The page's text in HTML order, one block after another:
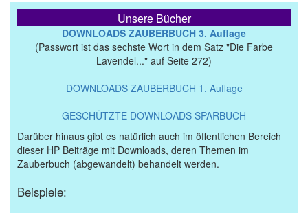
Unsere Bücher
DOWNLOADS ZAUBERBUCH 3. Auflage
(Passwort ist das sechste Wort in dem Satz "Die Farbe
Lavendel..." auf Seite 272)
DOWNLOADS ZAUBERBUCH 1. Auflage
GESCHÜTZTE DOWNLOADS SPARBUCH
Darüber hinaus gibt es natürlich auch im öffentlichen Bereich
dieser HP Beiträge mit Downloads, deren Themen im
Zauberbuch (abgewandelt) behandelt werden.
Beispiele: